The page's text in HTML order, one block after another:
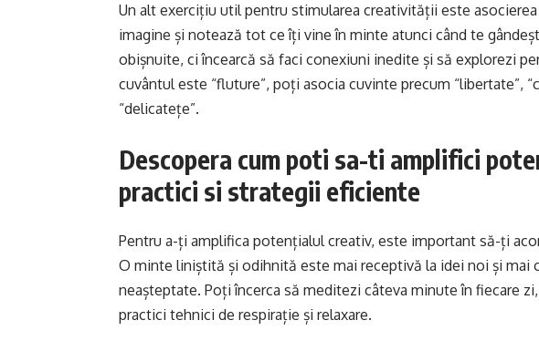
Un alt exercițiu util pentru stimularea creativității este
imagine și notează tot ce îți vine în minte atunci când te
obișnuite, ci încearcă să faci conexiuni inedite și să explorezi
cuvântul este “fluture”, poți asocia cuvinte precum “libertate”,
“delicatețe”.
Descopera cum poti sa-ti amplifici
practici si strategii eficiente
Pentru a-ți amplifica potențialul creativ, este important să-ți
O minte liniștită și odihnită este mai receptivă la idei noi și mai
neașteptate. Poți încerca să meditezi câteva minute în fiecare
practici tehnici de respirație și relaxare.